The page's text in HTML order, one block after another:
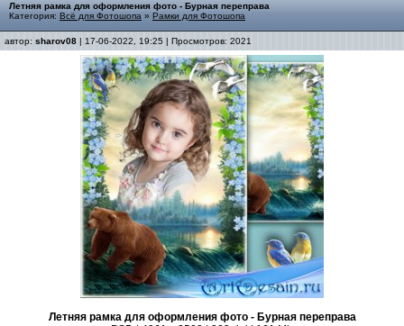
Летняя рамка для оформления фото - Бурная переправа
Категория: Всё для Фотошопа » Рамки для Фотошопа
автор: sharov08 | 17-06-2022, 19:25 | Просмотров: 2021
Летняя рамка для оформления фото - Бурная переправа